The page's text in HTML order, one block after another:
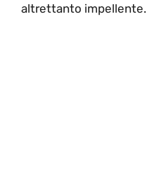
altrettanto impellente.